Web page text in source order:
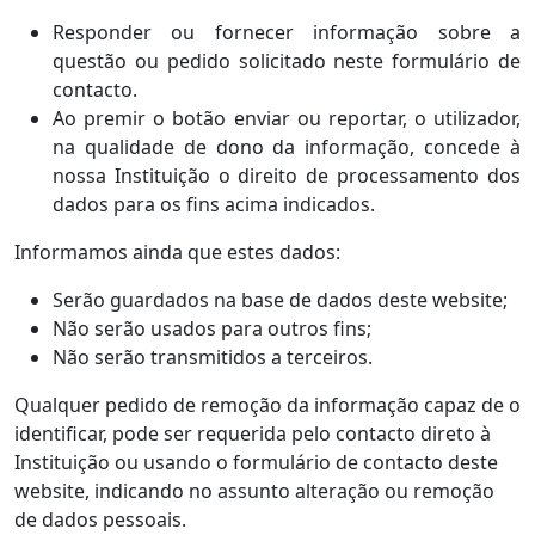
Responder ou fornecer informação sobre a
questão ou pedido solicitado neste formulário de
contacto.
Ao premir o botão enviar ou reportar, o utilizador,
na qualidade de dono da informação, concede à
nossa Instituição o direito de processamento dos
dados para os fins acima indicados.
Informamos ainda que estes dados:
Serão guardados na base de dados deste website;
Não serão usados para outros fins;
Não serão transmitidos a terceiros.
Qualquer pedido de remoção da informação capaz de o
identificar, pode ser requerida pelo contacto direto à
Instituição ou usando o formulário de contacto deste
website, indicando no assunto alteração ou remoção
de dados pessoais.